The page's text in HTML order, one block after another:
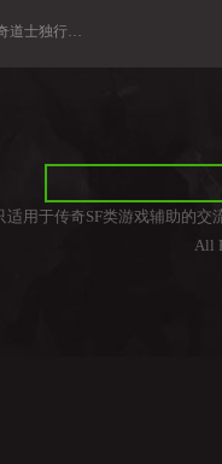
行秘境志
适用于传奇SF类游戏辅助的
All